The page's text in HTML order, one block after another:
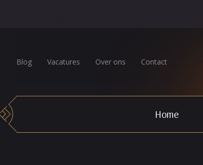
Blog Vacatures Over ons Contact
Home